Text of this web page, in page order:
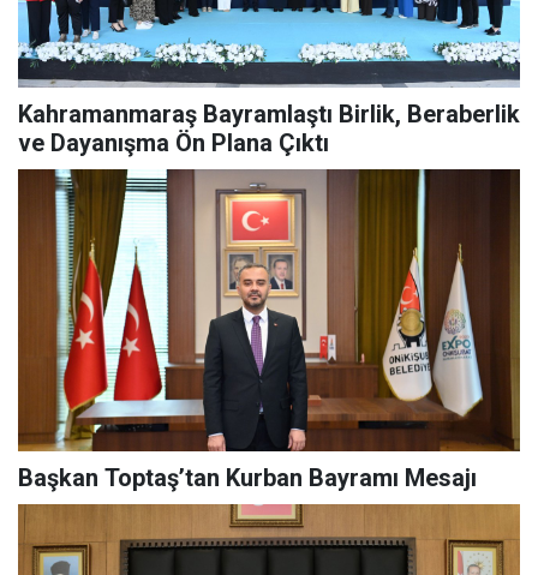
Kahramanmaraş Bayramlaştı Birlik, Beraberlik
ve Dayanışma Ön Plana Çıktı
Başkan Toptaş’tan Kurban Bayramı Mesajı